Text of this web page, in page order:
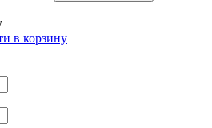
в корзину